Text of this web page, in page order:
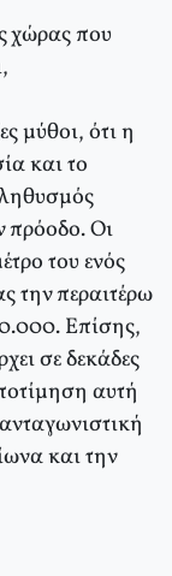
χώρας που
μύθοι, ότι η
και το
πρόοδο. Οι
του ενός
την περαιτέρω
Επίσης,
σε δεκάδες
αυτή
και την